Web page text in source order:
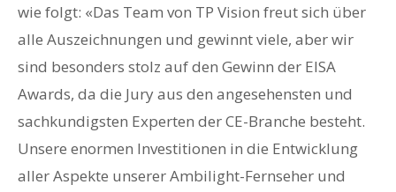
wie folgt: «Das Team von TP Vision freut sich über
alle Auszeichnungen und gewinnt viele, aber wir
sind besonders stolz auf den Gewinn der EISA
Awards, da die Jury aus den angesehensten und
sachkundigsten Experten der CE-Branche besteht.
Unsere enormen Investitionen in die Entwicklung
aller Aspekte unserer Ambilight-Fernseher und